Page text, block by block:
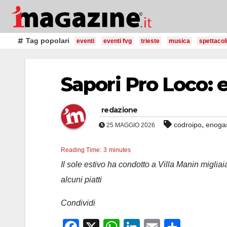
Salta
contenutoTag popolari eventi eventi fvg trieste musica spettacoli
Sapori Pro Loco:
redazione
25 MAGGIO 2026 codroipo,
Reading Time: 3 minutes
Il sole estivo ha condotto a Villa Manin
alcuni piatti
Condividi